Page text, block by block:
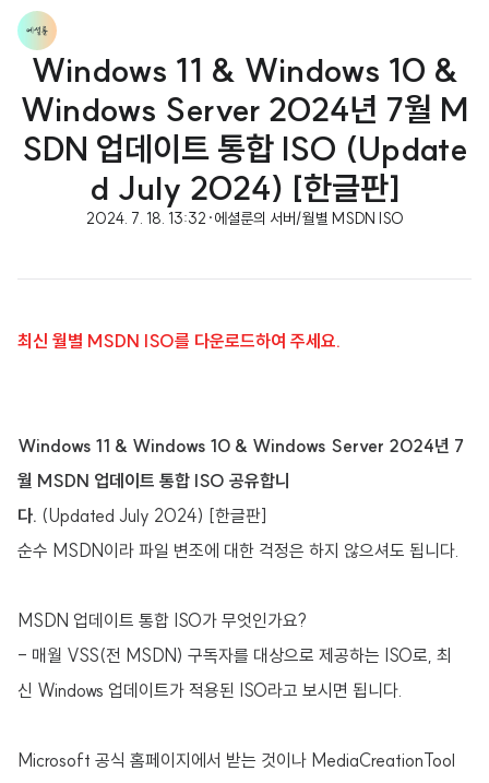
Windows 11 & Windows 10 &
Windows Server 2024년 7월 M
SDN 업데이트 통합 ISO (Update
d July 2024) [한글판]
2024. 7. 18. 13:32 ·에셜룬의 서버/월별 MSDN ISO
최신 월별 MSDN ISO를 다운로드하여 주세요.
Windows 11 & Windows 10 & Windows Server 2024년 7
월 MSDN 업데이트 통합 ISO 공유합니
다. (Updated July 2024) [한글판]
순수 MSDN이라 파일 변조에 대한 걱정은 하지 않으셔도 됩니다.
MSDN 업데이트 통합 ISO가 무엇인가요?
- 매월 VSS(전 MSDN) 구독자를 대상으로 제공하는 ISO로, 최
신 Windows 업데이트가 적용된 ISO라고 보시면 됩니다.
Microsoft 공식 홈페이지에서 받는 것이나 MediaCreationTool